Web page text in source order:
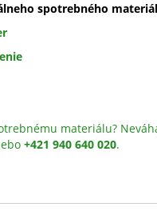
spotrebného
materiálu?
+421 940 640 020.